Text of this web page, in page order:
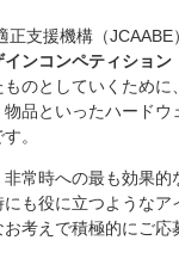
支援機構（
インコンペティシ
のとしていくため
品といったハード
。
常時への最も効果
も役に立つような
考えで積極的にご応